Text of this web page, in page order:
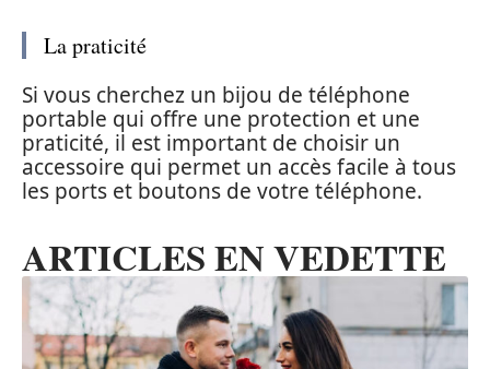
La praticité
Si vous cherchez un bijou de téléphone
portable qui offre une protection et une
praticité, il est important de choisir un
accessoire qui permet un accès facile à tous
les ports et boutons de votre téléphone.
ARTICLES EN VEDETTE